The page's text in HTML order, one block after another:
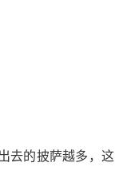
去的披萨越多，这